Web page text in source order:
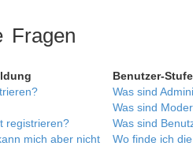
Fragen
registrieren?
mich aber nicht
Benutzer-
Was sind
Was sind
Was sind
Wo finde ich